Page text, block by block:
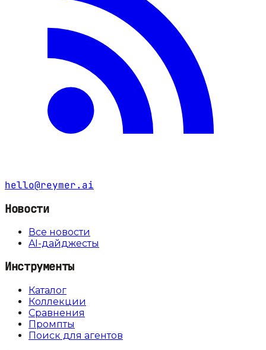
hello@reymer.ai
Новости
Все новости
AI-дайджесты
Инструменты
Каталог
Коллекции
Сравнения
Промпты
Поиск для агентов